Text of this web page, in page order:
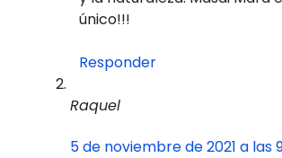
único!!!
Responder
Raquel
5 de noviembre de 2021 a las